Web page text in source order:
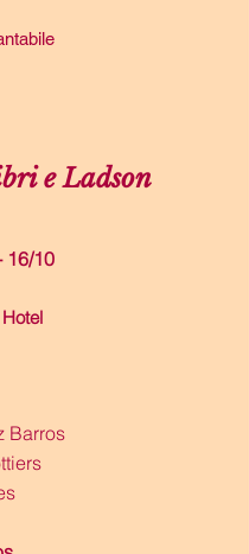
e Ladson
16/10
Barros